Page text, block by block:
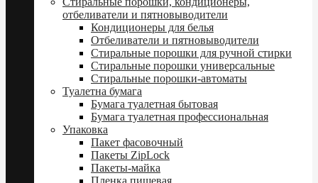
отбеливатели и пятновыводители
Кондиционеры для белья
Отбеливатели и пятновыводители
Стиральные порошки для ручной стирки
Стиральные порошки универсальные
Стиральные порошки-автоматы
Туалетна бумага
Бумага туалетная бытовая
Бумага туалетная профессиональная
Упаковка
Пакет фасовочный
Пакеты ZipLock
Пакеты-майка
Пленка пищевая